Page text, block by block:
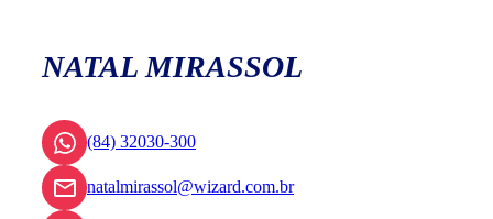
NATAL MIRASSOL
(84) 32030-300
natalmirassol@wizard.com.br